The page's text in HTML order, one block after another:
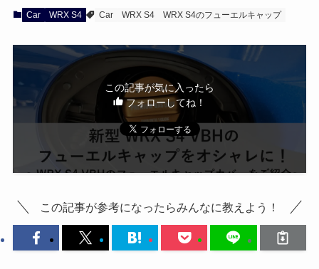
Car WRX S4 Car WRX S4 WRX S4のフューエルキャップ
この記事が気に入ったら
フォローしてね！
この記事が参考になったらみんなに教えよう！